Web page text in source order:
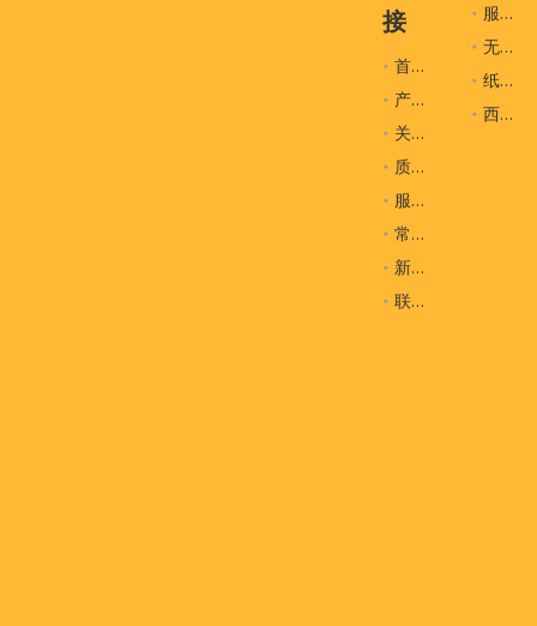
接
首页
产品
关于我们
质量控制
服务
常问问题
新闻
联系我们
服装辅料
无纺布袋
纸盒
西装袋